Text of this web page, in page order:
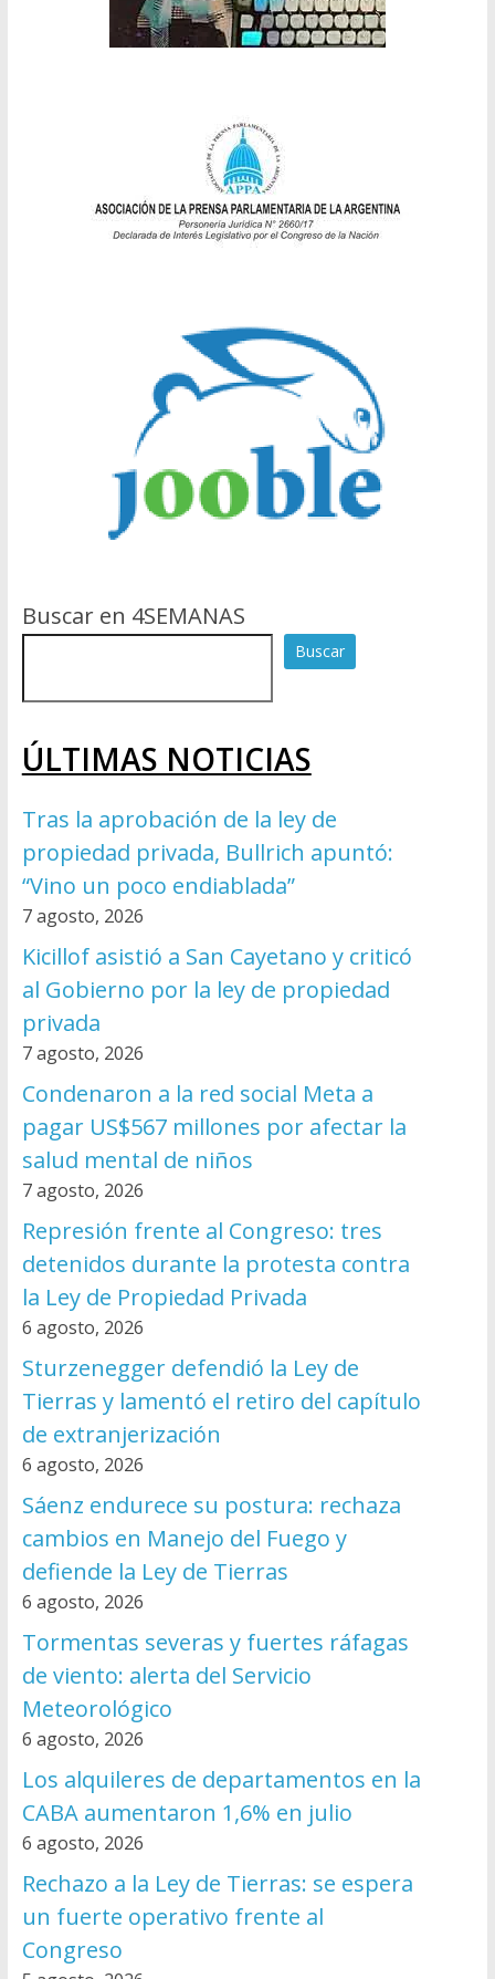
Buscar en 4SEMANAS
Buscar
ÚLTIMAS NOTICIAS
Tras la aprobación de la ley de
propiedad privada, Bullrich apuntó:
“Vino un poco endiablada”
7 agosto, 2026
Kicillof asistió a San Cayetano y criticó
al Gobierno por la ley de propiedad
privada
7 agosto, 2026
Condenaron a la red social Meta a
pagar US$567 millones por afectar la
salud mental de niños
7 agosto, 2026
Represión frente al Congreso: tres
detenidos durante la protesta contra
la Ley de Propiedad Privada
6 agosto, 2026
Sturzenegger defendió la Ley de
Tierras y lamentó el retiro del capítulo
de extranjerización
6 agosto, 2026
Sáenz endurece su postura: rechaza
cambios en Manejo del Fuego y
defiende la Ley de Tierras
6 agosto, 2026
Tormentas severas y fuertes ráfagas
de viento: alerta del Servicio
Meteorológico
6 agosto, 2026
Los alquileres de departamentos en la
CABA aumentaron 1,6% en julio
6 agosto, 2026
Rechazo a la Ley de Tierras: se espera
un fuerte operativo frente al
Congreso